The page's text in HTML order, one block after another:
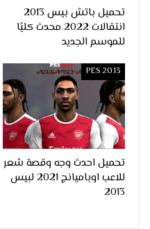
تحميل باتش بيس 2013
انتقالات 2022 محدث كليًا
للموسم الجديد
PES 2013
تحميل احدث وجه وقصة شعر
للاعب اوباميانج 2021 لبيس
2013